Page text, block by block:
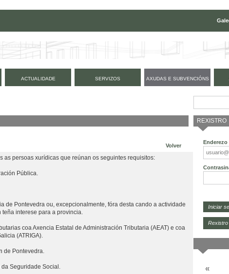
ACTUALIDADE SERVIZOS AXUDAS E SUBVENCIÓNS
Volver
as persoas xurídicas que reúnan os seguintes requisitos:
Pública.
de Pontevedra ou, excepcionalmente, fóra desta cando a actividade
interese para a provincia.
coa Axencia Estatal de Administración Tributaria (AEAT) e coa
(ATRIGA).
de Pontevedra.
Seguridade Social.
REXISTRO
Rexistro
«